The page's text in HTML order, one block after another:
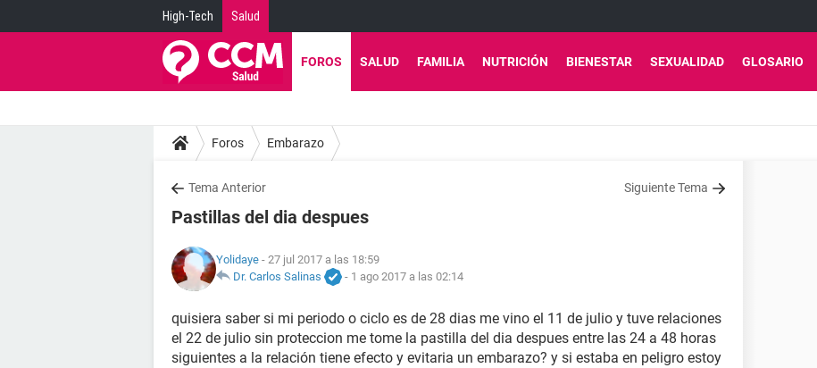
High-Tech Salud
FOROS SALUD FAMILIA NUTRICIÓN BIENESTAR SEXUALIDAD GLOSARIO
Foros Embarazo
Tema Anterior Siguiente Tema
Pastillas del dia despues
Yolidaye - 27 jul 2017 a las 18:59
Dr. Carlos Salinas
- 1 ago 2017 a las 02:14
quisiera saber si mi periodo o ciclo es de 28 dias me vino el 11 de julio y tuve relaciones
el 22 de julio sin proteccion me tome la pastilla del dia despues entre las 24 a 48 horas
siguientes a la relación tiene efecto y evitaria un embarazo? y si estaba en peligro estoy